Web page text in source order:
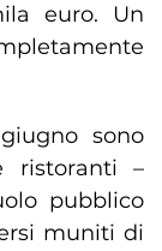
euro. Un
sono
ristoranti –
pubblico
muniti di